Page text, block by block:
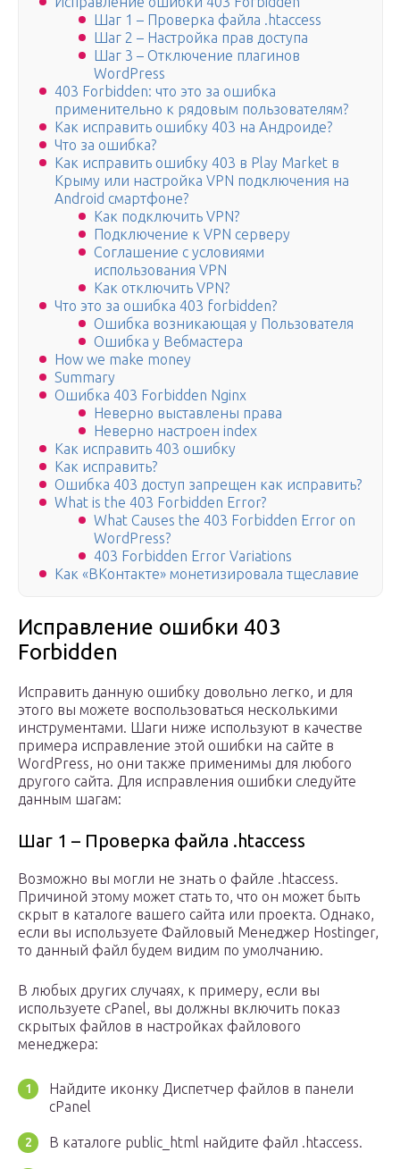
Шаг 1 – Проверка файла .htaccess
Шаг 2 – Настройка прав доступа
Шаг 3 – Отключение плагинов
WordPress
403 Forbidden: что это за ошибка
применительно к рядовым пользователям?
Как исправить ошибку 403 на Андроиде?
Что за ошибка?
Как исправить ошибку 403 в Play Market в
Крыму или настройка VPN подключения на
Android смартфоне?
Как подключить VPN?
Подключение к VPN серверу
Соглашение с условиями
использования VPN
Как отключить VPN?
Что это за ошибка 403 forbidden?
Ошибка возникающая у Пользователя
Ошибка у Вебмастера
How we make money
Summary
Ошибка 403 Forbidden Nginx
Неверно выставлены права
Неверно настроен index
Как исправить 403 ошибку
Как исправить?
Ошибка 403 доступ запрещен как исправить?
What is the 403 Forbidden Error?
What Causes the 403 Forbidden Error on
WordPress?
403 Forbidden Error Variations
Как «ВКонтакте» монетизировала тщеславие
Исправление ошибки 403
Forbidden
Исправить данную ошибку довольно легко, и для
этого вы можете воспользоваться несколькими
инструментами. Шаги ниже используют в качестве
примера исправление этой ошибки на сайте в
WordPress, но они также применимы для любого
другого сайта. Для исправления ошибки следуйте
данным шагам:
Шаг 1 – Проверка файла .htaccess
Возможно вы могли не знать о файле .htaccess.
Причиной этому может стать то, что он может быть
скрыт в каталоге вашего сайта или проекта. Однако,
если вы используете Файловый Менеджер Hostinger,
то данный файл будем видим по умолчанию.
В любых других случаях, к примеру, если вы
используете cPanel, вы должны включить показ
скрытых файлов в настройках файлового
менеджера:
Найдите иконку Диспетчер файлов в панели
cPanel
В каталоге public_html найдите файл .htaccess.